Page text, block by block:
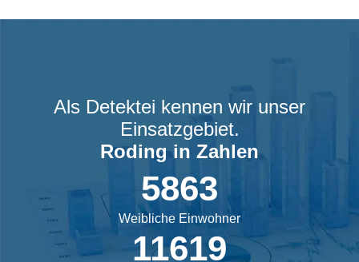
Als Detektei kennen wir unser
Einsatzgebiet.
Rodingin Zahlen
5863
Weibliche Einwohner
11619